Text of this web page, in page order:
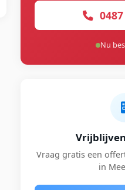
Nu
Vraag gratis een
in